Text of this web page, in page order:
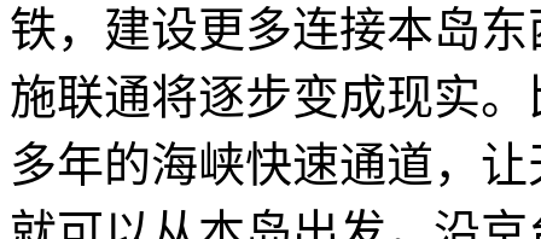
铁，建设更多连接本岛
施联通将逐步变成现实
多年的海峡快速通道，